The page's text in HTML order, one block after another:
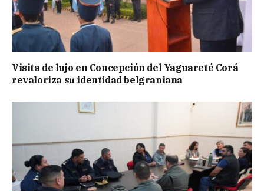
Visita de lujo en Concepción del Yaguareté Corá
revaloriza su identidad belgraniana